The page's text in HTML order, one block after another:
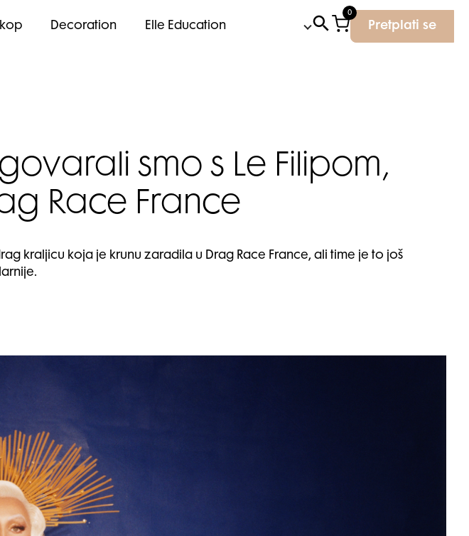
Decoration Elle Education
0
Pretplati se
smo s Le Filipom,
Race France
kraljicu koja je krunu zaradila u Drag Race France, ali time je to još